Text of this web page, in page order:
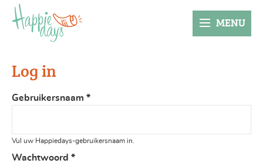
MENU
Log in
Gebruikersnaam *
Vul uw Happiedays-gebruikersnaam in.
Wachtwoord *